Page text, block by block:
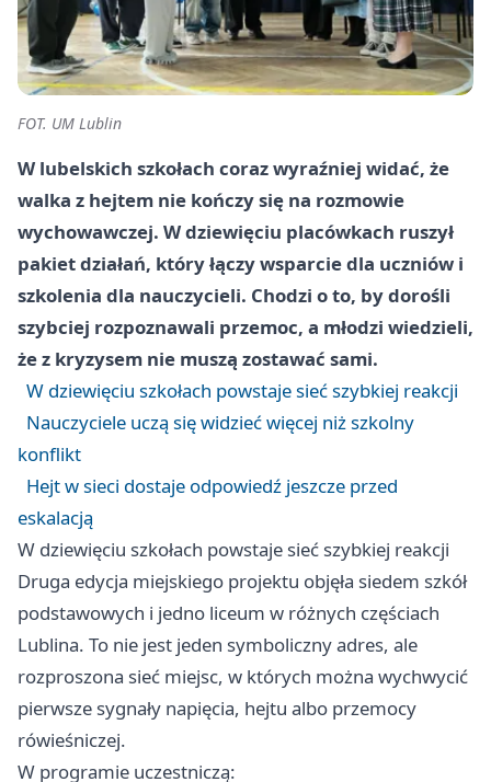
FOT. UM Lublin
W lubelskich szkołach coraz wyraźniej widać, że
walka z hejtem nie kończy się na rozmowie
wychowawczej. W dziewięciu placówkach ruszył
pakiet działań, który łączy wsparcie dla uczniów i
szkolenia dla nauczycieli. Chodzi o to, by dorośli
szybciej rozpoznawali przemoc, a młodzi wiedzieli,
że z kryzysem nie muszą zostawać sami.
W dziewięciu szkołach powstaje sieć szybkiej reakcji
Nauczyciele uczą się widzieć więcej niż szkolny
konflikt
Hejt w sieci dostaje odpowiedź jeszcze przed
eskalacją
W dziewięciu szkołach powstaje sieć szybkiej reakcji
Druga edycja miejskiego projektu objęła siedem szkół
podstawowych i jedno liceum w różnych częściach
Lublina. To nie jest jeden symboliczny adres, ale
rozproszona sieć miejsc, w których można wychwycić
pierwsze sygnały napięcia, hejtu albo przemocy
rówieśniczej.
W programie uczestniczą: